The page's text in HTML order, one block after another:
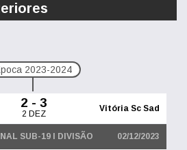
2023-2024
2 - 3
2 DEZ
Vitória Sc Sad
SUB-19 I DIVISÃO 02/12/2023